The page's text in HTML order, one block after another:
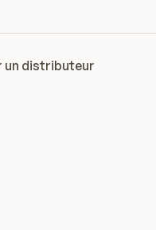
un distributeur